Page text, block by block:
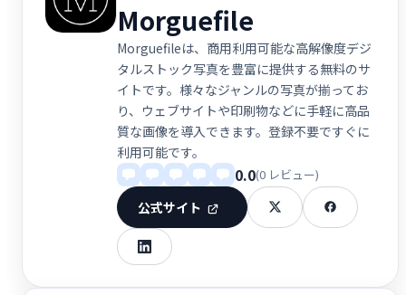
Morguefile
Morguefileは、商用利用可能な高解像度デジ
タルストック写真を豊富に提供する無料のサ
イトです。様々なジャンルの写真が揃ってお
り、ウェブサイトや印刷物などに手軽に高品
質な画像を導入できます。登録不要ですぐに
利用可能です。
0.0(0 レビュー)
公式サイト